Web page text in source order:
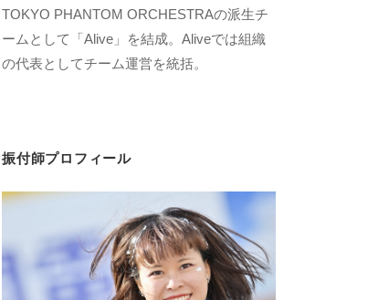
TOKYO PHANTOM ORCHESTRAの派生チ
ームとして「Alive」を結成。Aliveでは組織
の代表としてチーム運営を統括。
振付師プロフィール